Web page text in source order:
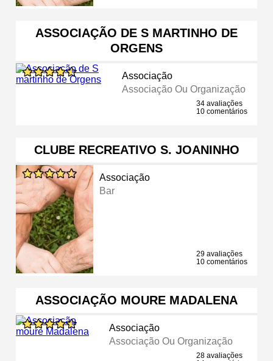
ASSOCIAÇÃO DE S MARTINHO DE
ORGENS
Associação
Associação Ou Organização
34 avaliações
10 comentários
CLUBE RECREATIVO S. JOANINHO
Associação
Bar
29 avaliações
10 comentários
ASSOCIAÇÃO MOURE MADALENA
Associação
Associação Ou Organização
28 avaliações